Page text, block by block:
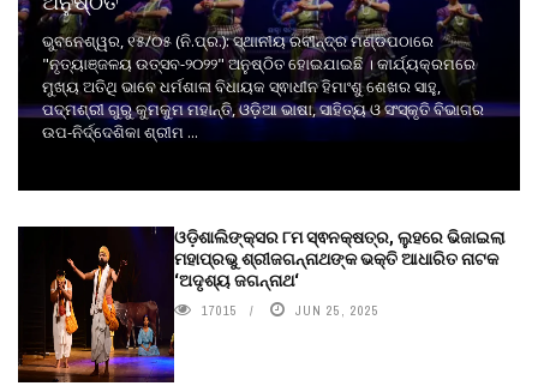
ଭୁବନେଶ୍ୱର, ୧୫/୦୫ (ନି.ପ୍ର.): ସ୍ଥାନୀୟ ରବୀନ୍ଦ୍ର ମଣ୍ଡପଠାରେ
"ନୃତ୍ୟାଞ୍ଜଳୟ ଉତ୍ସବ-୨୦୨୨" ଅନୁଷ୍ଠିତ ହୋଇଯାଇଛି । କାର୍ଯ୍ୟକ୍ରମରେ
ମୁଖ୍ୟ ଅତିଥି ଭାବେ ଧର୍ମଶାଳା ବିଧାୟକ ସ୍ଵାଧୀନ ହିମାଂଶୁ ଶେଖର ସାହୁ,
ପଦ୍ମଶ୍ରୀ ଗୁରୁ କୁମକୁମ ମହାନ୍ତି, ଓଡ଼ିଆ ଭାଷା, ସାହିତ୍ୟ ଓ ସଂସ୍କୃତି ବିଭାଗର
ଉପ-ନିର୍ଦ୍ଦେଶିକା ଶ୍ରୀମ ...
ଓଡ଼ିଶାଲିଙ୍କ୍ସର ୮ମ ସ୍ଵନକ୍ଷତ୍ର, ଲୁହରେ ଭିଜାଇଲା
ମହାପ୍ରଭୁ ଶ୍ରୀଜଗନ୍ନାଥଙ୍କ ଭକ୍ତି ଆଧାରିତ ନାଟକ
‘ଅଦୃଶ୍ୟ ଜଗନ୍ନାଥ‘
17015 JUN 25, 2025